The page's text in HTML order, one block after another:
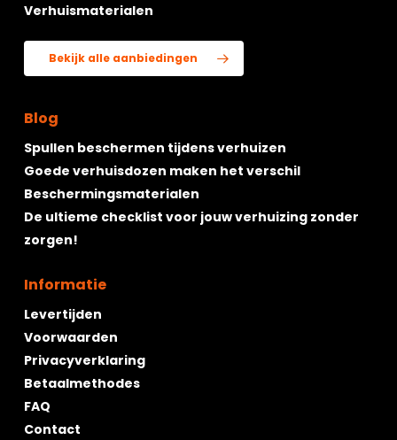
Verhuismaterialen
Bekijk alle aanbiedingen
Blog
Spullen beschermen tijdens verhuizen
Goede verhuisdozen maken het verschil
Beschermingsmaterialen
De ultieme checklist voor jouw verhuizing zonder
zorgen!
Informatie
Levertijden
Voorwaarden
Privacyverklaring
Betaalmethodes
FAQ
Contact